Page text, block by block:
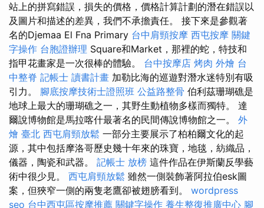
站上的拼寫錯誤，損失的價格，價格計算計劃的潛在錯誤以
及圖片和描述的差異，我們不承擔責任。 接下來是參觀著
名的Djemaa El Fna Primary 台中肩頸按摩 西屯按摩 關鍵
字操作 台胞證辦理 Square和Market，那裡的蛇，特技和
指甲花畫家是一次很棒的體驗。 台中按摩店 烤肉 外燴 台
中整脊 記帳士 讀書計畫 加勒比海的巡遊對潛水迷特別有吸
引力。 腳底按摩技術士證照班 公益路整骨 伯利茲珊瑚礁是
地球上最大的珊瑚礁之一，其野生動植物多樣而獨特。 達
爾說博物館是馬拉喀什最著名的民間傳說博物館之一。 外
燴 臺北 西屯肩頸放鬆 一部分主要展示了柏柏爾文化的起
源，其中包括摩洛哥歷史幾十年來的珠寶，地毯，紡織品，
儀器，陶瓷和武器。 記帳士 放榜 這件作品在伊斯蘭反學藝
術中很少見。 西屯肩頸放鬆 雖然一側裝飾著阿拉伯esk圖
案，但狹窄一側的兩隻老鷹卻被翅膀看到。 wordpress
seo 台中西屯區按摩推薦 關鍵字操作 養生整復推廣中心 腳